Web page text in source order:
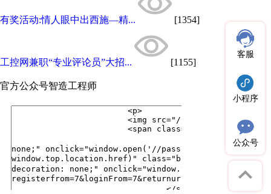
有奖活动:情人眼中出西施—精... [1354]
工控网兼职“专业评论员”大招... [1155]
官方公众号智造工程师
客服
小程序
公众号